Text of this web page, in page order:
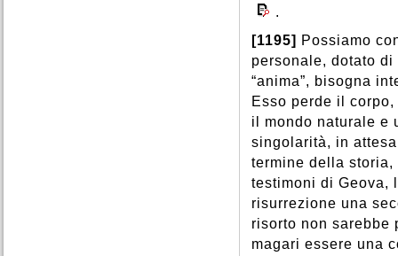
.
[1195] Possiamo
personale, dotato
“anima”, bisogna
Esso perde il
il mondo naturale e
singolarità, in
termine della
testimoni di Geova,
risurrezione una
risorto non sarebbe
magari essere una